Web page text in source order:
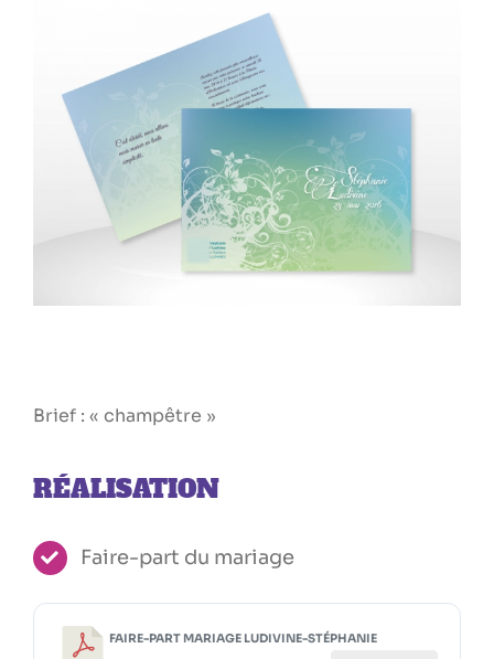
Brief : « champêtre »
RÉALISATION
Faire-part du mariage
FAIRE-PART MARIAGE LUDIVINE-STÉPHANIE